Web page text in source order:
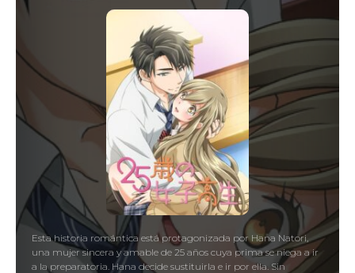
Esta historia romántica está protagonizada por Hana Natori,
una mujer sincera y amable de 25 años cuya prima se niega a ir
a la preparatoria. Hana decide sustituirla e ir por ella. Sin